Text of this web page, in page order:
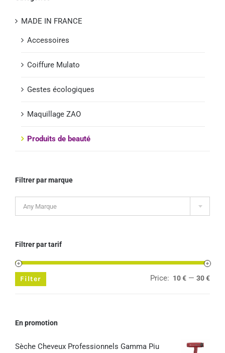
MADE IN FRANCE
Accessoires
Coiffure Mulato
Gestes écologiques
Maquillage ZAO
Produits de beauté
Filtrer par marque
Any Marque
Filtrer par tarif
Min
Max
Filter Price: 10 € — 30 €
En promotion
Sèche Cheveux Professionnels Gamma Piu